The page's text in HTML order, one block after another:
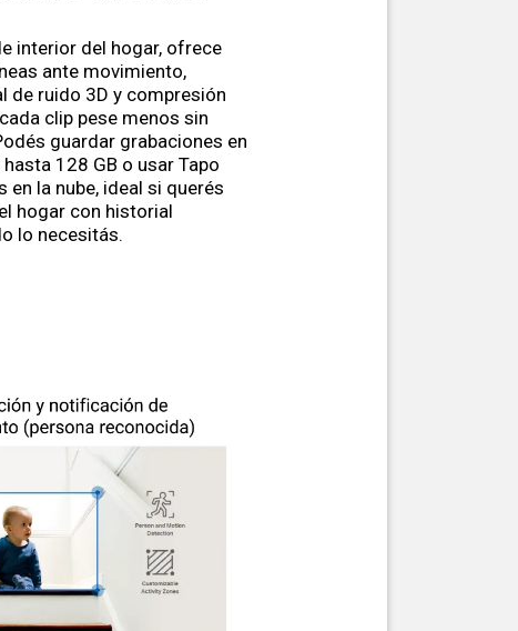
interior del hogar, ofrece
ante movimiento,
de ruido 3D y compresión
clip pese menos sin
guardar grabaciones en
128 GB o usar Tapo
en la nube, ideal si querés
hogar con historial
lo necesitás.